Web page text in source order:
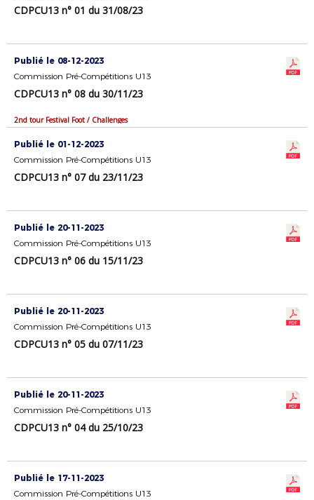
CDPCU13 n° 01 du 31/08/23
Publié le 08-12-2023
Commission Pré-Compétitions U13
CDPCU13 n° 08 du 30/11/23
2nd tour Festival Foot / Challenges
Publié le 01-12-2023
Commission Pré-Compétitions U13
CDPCU13 n° 07 du 23/11/23
Publié le 20-11-2023
Commission Pré-Compétitions U13
CDPCU13 n° 06 du 15/11/23
Publié le 20-11-2023
Commission Pré-Compétitions U13
CDPCU13 n° 05 du 07/11/23
Publié le 20-11-2023
Commission Pré-Compétitions U13
CDPCU13 n° 04 du 25/10/23
Publié le 17-11-2023
Commission Pré-Compétitions U13